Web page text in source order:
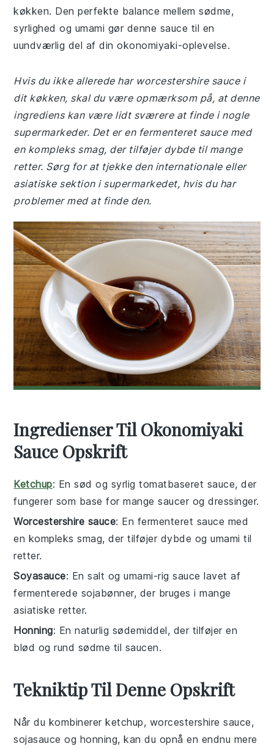
køkken. Den perfekte balance mellem sødme,
syrlighed og umami gør denne sauce til en
uundværlig del af din okonomiyaki-oplevelse.
Hvis du ikke allerede har worcestershire sauce i
dit køkken, skal du være opmærksom på, at denne
ingrediens kan være lidt sværere at finde i nogle
supermarkeder. Det er en fermenteret sauce med
en kompleks smag, der tilføjer dybde til mange
retter. Sørg for at tjekke den internationale eller
asiatiske sektion i supermarkedet, hvis du har
problemer med at finde den.
Ingredienser Til Okonomiyaki
Sauce Opskrift
Ketchup: En sød og syrlig tomatbaseret sauce, der
fungerer som base for mange saucer og dressinger.
Worcestershire sauce: En fermenteret sauce med
en kompleks smag, der tilføjer dybde og umami til
retter.
Soyasauce: En salt og umami-rig sauce lavet af
fermenterede sojabønner, der bruges i mange
asiatiske retter.
Honning: En naturlig sødemiddel, der tilføjer en
blød og rund sødme til saucen.
Tekniktip Til Denne Opskrift
Når du kombinererketchup, worcestershire sauce,
sojasauce og honning, kan du opnå en endnu mere